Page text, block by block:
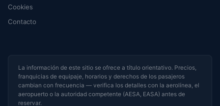
Cookies
Contacto
La información de este sitio se ofrece a título orientativo. Precios,
franquicias de equipaje, horarios y derechos de los pasajeros
cambian con frecuencia — verifica los detalles con la aerolínea, el
aeropuerto o la autoridad competente (AESA, EASA) antes de
reservar.